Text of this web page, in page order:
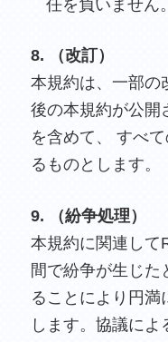
任を負いません。
8. （改訂）
本規約は、一部の
後の本規約が公開
を含めて、 すべ
るものとします。
9. （紛争処理）
本規約に関連して
間で紛争が生じた
ることにより円満
します。協議によ